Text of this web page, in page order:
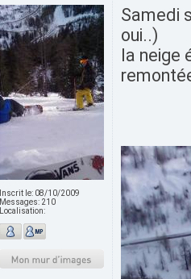
Inscrit le: 08/10/2009
Messages: 210
Localisation:
Samedi
oui..)
la neige